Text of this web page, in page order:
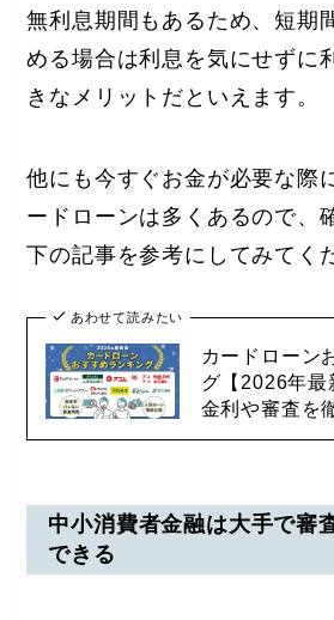
無利息期間もあるため、短期
める場合は利息を気にせずに
きなメリットだといえます。
他にも今すぐお金が必要な際
ードローンは多くあるので、
下の記事を参考にしてみてく
あわせて読みたい
カードローン
グ【2026年
金利や審査を
中小消費者金融は大手で審
できる